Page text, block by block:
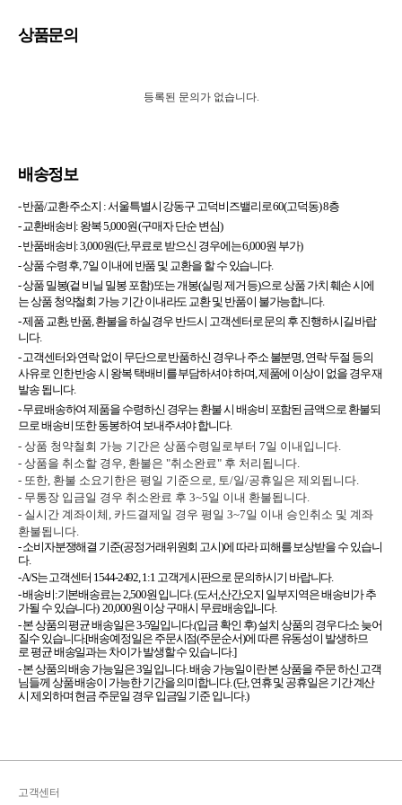
상품문의
등록된 문의가 없습니다.
배송정보
- 반품/교환 주소지 :서울특별시 강동구 고덕비즈밸리로 60(고덕동) 8층
- 교환배송비: 왕복 5,000원 (구매자 단순 변심)
- 반품배송비: 3,000원(단, 무료로 받으신 경우에는 6,000원 부가)
- 상품 수령 후, 7일 이내에 반품 및 교환을 할 수 있습니다.
- 상품 밀봉(겉 비닐 밀봉 포함) 또는 개봉(실링 제거 등)으로 상품 가치 훼손 시에
는 상품 청약철회 가능 기간 이내라도 교환 및 반품이 불가능합니다.
- 제품 교환, 반품, 환불을 하실 경우 반드시 고객센터로 문의 후 진행하시길 바랍
니다.
- 고객센터와 연락 없이 무단으로 반품하신 경우나 주소 불분명, 연락 두절 등의
사유로 인한 반송 시 왕복 택배비를 부담하셔야 하며, 제품에 이상이 없을 경우 재
발송 됩니다.
- 무료배송하여 제품을 수령하신 경우는 환불 시 배송비 포함된 금액으로 환불되
므로 배송비 또한 동봉하여 보내주셔야 합니다.
- 상품 청약철회 가능 기간은 상품수령일로부터 7일 이내입니다.
- 상품을 취소할 경우, 환불은 "취소완료" 후 처리됩니다.
- 또한, 환불 소요기한은 평일 기준으로, 토/일/공휴일은 제외됩니다.
- 무통장 입금일 경우 취소완료 후 3~5일 이내 환불됩니다.
- 실시간 계좌이체, 카드결제일 경우 평일 3~7일 이내 승인취소 및 계좌
환불됩니다.
- 소비자분쟁해결 기준(공정거래위원회 고시)에 따라 피해를 보상받을 수 있습니
다.
- A/S는 고객센터 1544-2492, 1:1 고객게시판으로 문의하시기 바랍니다.
- 배송비:기본배송료는 2,500원 입니다. (도서,산간,오지 일부지역은 배송비가 추
가될 수 있습니다) 20,000원 이상 구매시 무료배송입니다.
- 본 상품의 평균 배송일은 3-5일입니다.(입금 확인 후) 설치 상품의 경우 다소 늦어
질수 있습니다.[배송예정일은 주문시점(주문순서)에 따른 유동성이 발생하므
로 평균 배송일과는 차이가 발생할 수 있습니다.]
- 본 상품의 배송 가능일은 3일 입니다. 배송 가능일이란 본 상품을 주문 하신 고객
님들께 상품 배송이 가능한 기간을 의미합니다. (단, 연휴 및 공휴일은 기간 계산
시 제외하며 현금 주문일 경우 입금일 기준 입니다.)
고객센터